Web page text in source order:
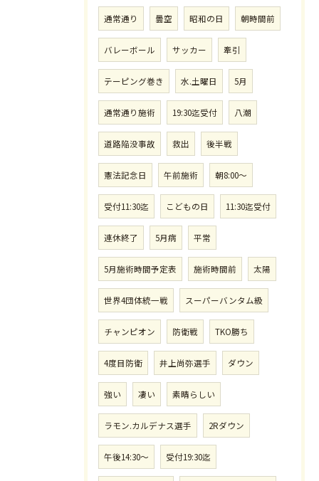
通常通り 曇空 昭和の日 朝時間前
バレーボール サッカー 牽引
テーピング巻き 水.土曜日 5月
通常通り施術 19:30迄受付 八潮
道路陥没事故 救出 後半戦
憲法記念日 午前施術 朝8:00〜
受付11:30迄 こどもの日 11:30迄受付
連休終了 5月病 平常
5月施術時間予定表 施術時間前 太陽
世界4団体統一戦 スーパーバンタム級
チャンピオン 防衛戦 TKO勝ち
4度目防衛 井上尚弥選手 ダウン
強い 凄い 素晴らしい
ラモン.カルデナス選手 2Rダウン
午後14:30〜 受付19:30迄